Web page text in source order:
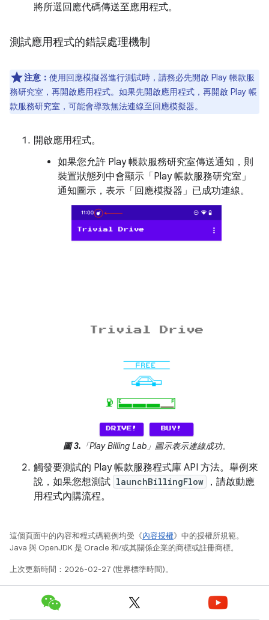
將所選回應代碼傳送至應用程式。
測試應用程式的錯誤處理機制
注意： 使用回應模擬器進行測試時，請務必先開啟 Play 帳款服
務研究室，再開啟應用程式。如果先開啟應用程式，再開啟 Play 帳
款服務研究室，可能會導致無法連線至回應模擬器。
開啟應用程式。
如果您允許 Play 帳款服務研究室傳送通知，則
裝置狀態列中會顯示「Play 帳款服務研究室」
通知圖示，表示「回應模擬器」已成功連線。
圖 3. 「Play Billing Lab」圖示表示連線成功。
觸發要測試的 Play 帳款服務程式庫 API 方法。舉例來
說，如果您想測試 launchBillingFlow
，請啟動應
用程式內購流程。
這個頁面中的內容和程式碼範例均受《內容授權》中的授權所規範。
Java 與 OpenJDK 是 Oracle 和/或其關係企業的商標或註冊商標。
上次更新時間：2026-02-27 (世界標準時間)。